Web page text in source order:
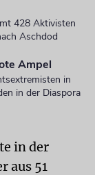
428 Aktivisten
Aschdod
Ampel
in
in der Diaspora
in der
aus 51